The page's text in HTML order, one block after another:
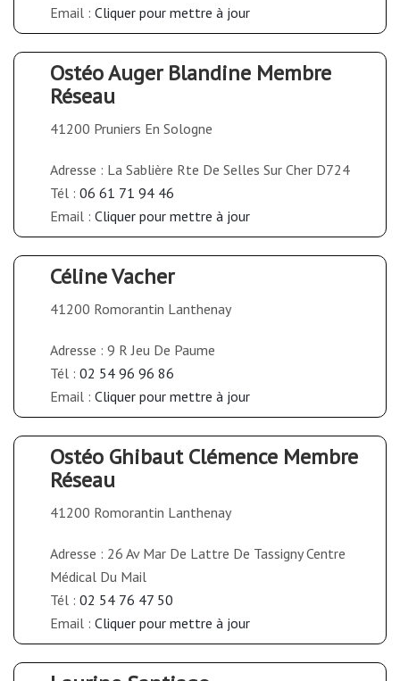
Email : Cliquer pour mettre à jour
Ostéo Auger Blandine Membre
Réseau
41200 Pruniers En Sologne
Adresse : La Sablière Rte De Selles Sur Cher D724
Tél : 06 61 71 94 46
Email : Cliquer pour mettre à jour
Céline Vacher
41200 Romorantin Lanthenay
Adresse : 9 R Jeu De Paume
Tél : 02 54 96 96 86
Email : Cliquer pour mettre à jour
Ostéo Ghibaut Clémence Membre
Réseau
41200 Romorantin Lanthenay
Adresse : 26 Av Mar De Lattre De Tassigny Centre
Médical Du Mail
Tél : 02 54 76 47 50
Email : Cliquer pour mettre à jour